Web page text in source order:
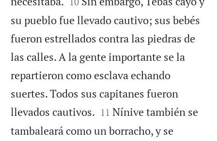
su pueblo fue llevado cautivo; sus bebés
fueron estrellados contra las piedras de
las calles. A la gente importante se la
repartieron como esclava echando
suertes. Todos sus capitanes fueron
llevados cautivos. 

11 Nínive también se
tambaleará como un borracho, y se